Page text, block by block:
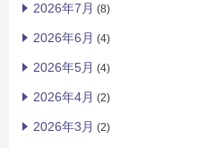
2026年7月 (8)
2026年6月 (4)
2026年5月 (4)
2026年4月 (2)
2026年3月 (2)